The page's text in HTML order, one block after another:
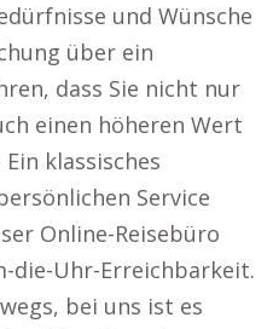
und Wünsche
über ein
dass Sie nicht nur
einen höheren Wert
klassisches
Service
Online-Reisebüro
die-Uhr-Erreichbarkeit.
bei uns ist es